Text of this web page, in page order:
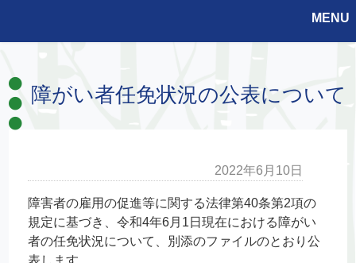
MENU
障がい者任免状況の公表について
2022年6月10日
障害者の雇用の促進等に関する法律第40条第2項の
規定に基づき、令和4年6月1日現在における障がい
者の任免状況について、別添のファイルのとおり公